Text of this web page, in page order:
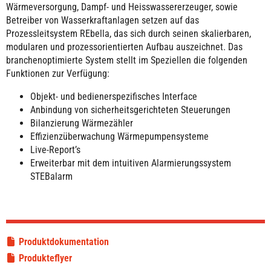
Wärmeversorgung, Dampf- und Heisswassererzeuger, sowie
Betreiber von Wasserkraftanlagen setzen auf das
Prozessleitsystem REbella, das sich durch seinen skalierbaren,
modularen und prozessorientierten Aufbau auszeichnet. Das
branchenoptimierte System stellt im Speziellen die folgenden
Funktionen zur Verfügung:
Objekt- und bedienerspezifisches Interface
Anbindung von sicherheitsgerichteten Steuerungen
Bilanzierung Wärmezähler
Effizienzüberwachung Wärmepumpensysteme
Live-Report’s
Erweiterbar mit dem intuitiven Alarmierungssystem
STEBalarm
Produktdokumentation
Produkteflyer